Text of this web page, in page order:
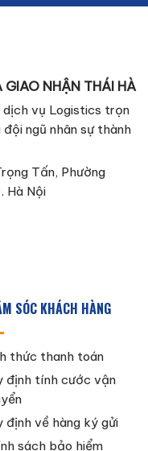
NHẬN THÁI HÀ
vụ Logistics trọn
đội ngũ nhân sự thành
Tấn, Phường
Hà Nội
SÓC KHÁCH HÀNG
thức thanh toán
định tính cước vận
định về hàng ký gửi
sách bảo hiểm